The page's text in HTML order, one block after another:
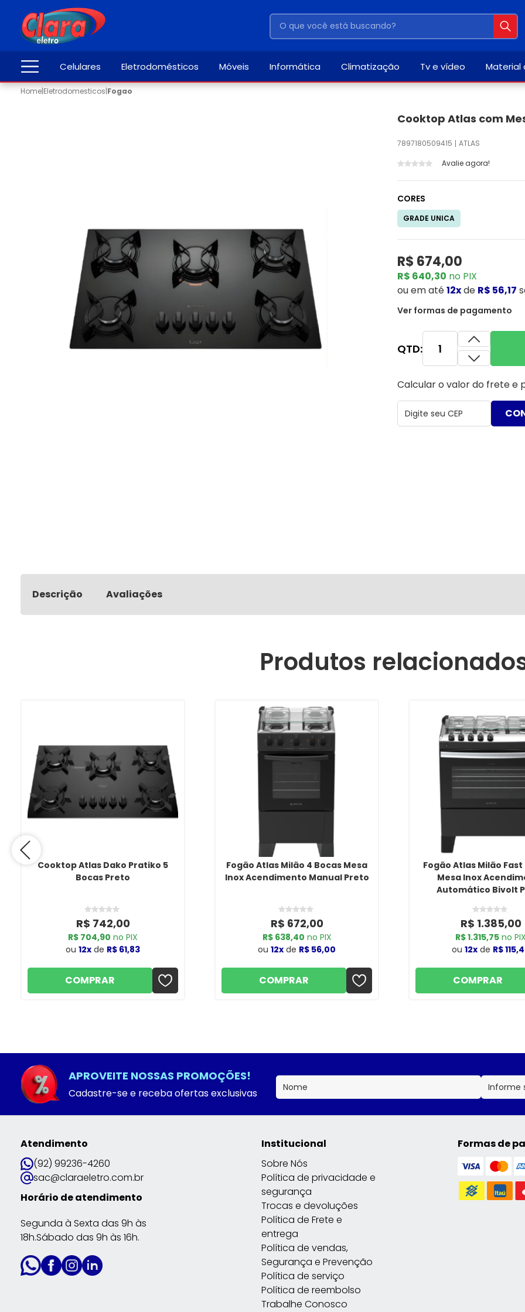
Celulares Eletrodomésticos Móveis Informática Climatização Tv e vídeo Material
Home|Eletrodomesticos|Fogao
Cooktop Atlas com
7897180509415
ATLAS
Avalie agora!
R$ 674,00
R$ 640,30 no PIX
ouem até12xde R$ 56,17
Ver formas de pagamento
CORES
GRADE UNICA
QTD:
Calcular o valor do frete e
Descrição Avaliações
Produtos
Cooktop Atlas Dako Pratiko 5
Bocas Preto
R$ 742,00
R$ 704,90 no PIX
ou 12x de R$ 61,83
COMPRAR
Fogão Atlas Milão 4 Bocas Mesa
Inox Acendimento Manual Preto
R$ 672,00
R$ 638,40 no PIX
ou 12x de R$ 56,00
COMPRAR
Fogão Atlas Milão Fast
Mesa Inox
Automático Bivolt
R$ 1.385,00
R$ 1.315,75 no
ou 12x de R$
COMPRAR
APROVEITE NOSSAS PROMOÇÕES!
Cadastre-se e receba ofertas exclusivas
Atendimento
(92) 99236-4260
sac@claraeletro.com.br
Horário de atendimento
Segunda à Sexta das 9h às
18h.Sábado das 9h às 16h.
Institucional
Sobre Nós
Política de privacidade e
segurança
Trocas e devoluções
Política de Frete e
entrega
Política de vendas,
Segurança e Prevenção
Política de serviço
Política de reembolso
Trabalhe Conosco
Formas de